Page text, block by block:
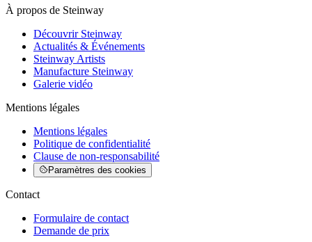
À propos de Steinway
Découvrir Steinway
Actualités & Événements
Steinway Artists
Manufacture Steinway
Galerie vidéo
Mentions légales
Mentions légales
Politique de confidentialité
Clause de non-responsabilité
Paramètres des cookies
Contact
Formulaire de contact
Demande de prix